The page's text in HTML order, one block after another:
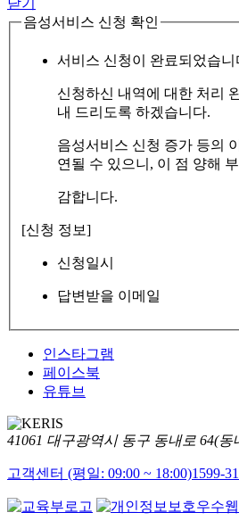
닫기
음성서비스 신청 확인
서비스 신청이 완료되었습니
신청하신 내역에 대한 처리
내 드리도록 하겠습니다.
음성서비스 신청 증가 등의
연될 수 있으니, 이 점 양해
감합니다.
[신청 정보]
신청일시
답변받을 이메일
인스타그램
페이스북
유튜브
41061 대구광역시 동구 동내로 64(동
고객센터 (평일: 09:00 ~ 18:00)1599-